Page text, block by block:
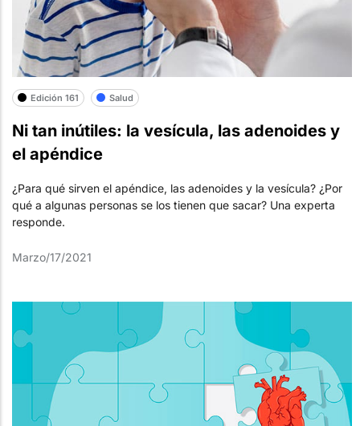
Edición 161 Salud
Ni tan inútiles: la vesícula, las adenoides y
el apéndice
¿Para qué sirven el apéndice, las adenoides y la vesícula? ¿Por
qué a algunas personas se los tienen que sacar? Una experta
responde.
Marzo/17/2021